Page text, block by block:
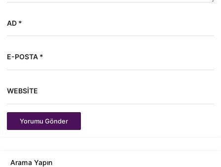
AD *
E-POSTA *
WEBSITE
Yorumu Gönder
Arama Yapın